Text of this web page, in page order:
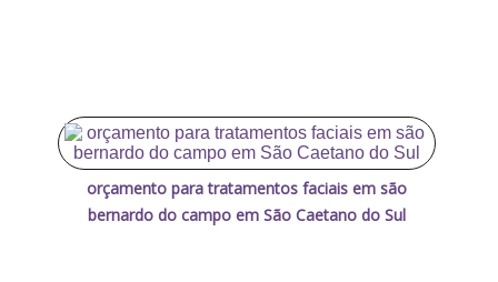
orçamento para tratamentos faciais em são
bernardo do campo em São Caetano do Sul